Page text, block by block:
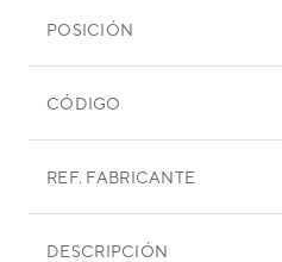
POSICIÓN
CÓDIGO
REF. FABRICANTE
DESCRIPCIÓN